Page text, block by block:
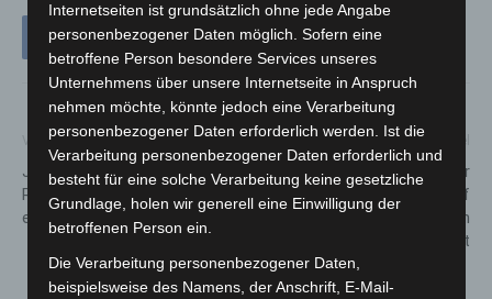
Vorheriger Artikel
Jugend forscht:
Regionalwettbewerb ist
entschieden
Nächster Artikel
Zeugenaufruf: Obdachloser
wird beim Hauptbahnhof
Hannover lebensgefährlich
verletzt
Internetseiten ist grundsätzlich ohne jede Angabe
personenbezogener Daten möglich. Sofern eine
betroffene Person besondere Services unseres
Unternehmens über unsere Internetseite in Anspruch
nehmen möchte, könnte jedoch eine Verarbeitung
personenbezogener Daten erforderlich werden. Ist die
Verarbeitung personenbezogener Daten erforderlich und
besteht für eine solche Verarbeitung keine gesetzliche
Grundlage, holen wir generell eine Einwilligung der
betroffenen Person ein.
Die Verarbeitung personenbezogener Daten,
beispielsweise des Namens, der Anschrift, E-Mail-